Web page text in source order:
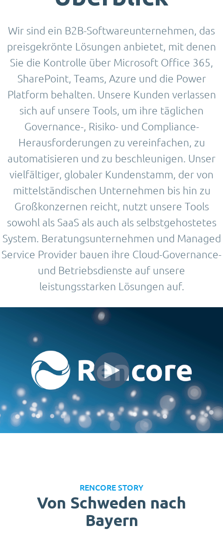
Wir sind ein B2B-Softwareunternehmen, das
preisgekrönte Lösungen anbietet, mit denen
Sie die Kontrolle über Microsoft Office 365,
SharePoint, Teams, Azure und die Power
Platform behalten. Unsere Kunden verlassen
sich auf unsere Tools, um ihre täglichen
Governance-, Risiko- und Compliance-
Herausforderungen zu vereinfachen, zu
automatisieren und zu beschleunigen. Unser
vielfältiger, globaler Kundenstamm, der von
mittelständischen Unternehmen bis hin zu
Großkonzernen reicht, nutzt unsere Tools
sowohl als SaaS als auch als selbstgehostetes
System. Beratungsunternehmen und Managed
Service Provider bauen ihre Cloud-Governance-
und Betriebsdienste auf unsere
leistungsstarken Lösungen auf.
RENCORE STORY
Von Schweden nach
Bayern